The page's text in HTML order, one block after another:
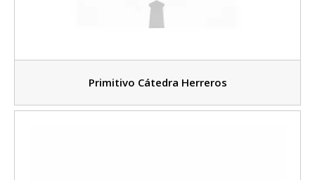
Primitivo Cátedra Herreros